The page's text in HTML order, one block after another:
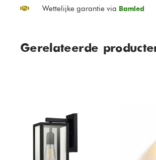
Wettelijke garantie via Bamled
Gerelateerde